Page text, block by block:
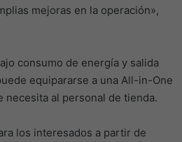
mejoras en la operación»,
consumo de energía y salida
equipararse a una All-in-One
al personal de tienda.
los interesados a partir de